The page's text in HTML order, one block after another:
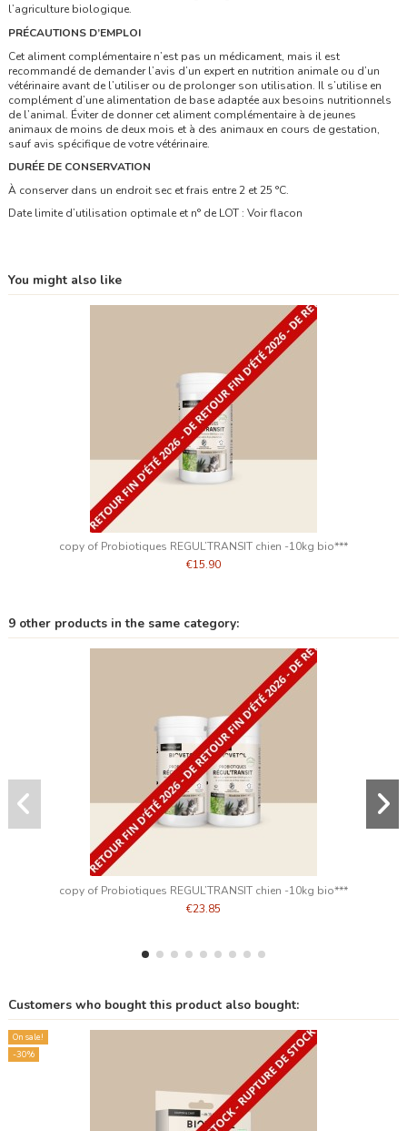
l’agriculture biologique.
PRÉCAUTIONS D’EMPLOI
Cet aliment complémentaire n’est pas un médicament, mais il est
recommandé de demander l’avis d’un expert en nutrition animale ou d’un
vétérinaire avant de l’utiliser ou de prolonger son utilisation. Il s’utilise en
complément d’une alimentation de base adaptée aux besoins nutritionnels
de l’animal. Éviter de donner cet aliment complémentaire à de jeunes
animaux de moins de deux mois et à des animaux en cours de gestation,
sauf avis spécifique de votre vétérinaire.
DURÉE DE CONSERVATION
À conserver dans un endroit sec et frais entre 2 et 25 °C.
Date limite d’utilisation optimale et n° de LOT : Voir flacon
You might also like
copy of Probiotiques REGUL’TRANSIT chien -10kg bio***
€15.90
9 other products in the same category:
copy of Probiotiques REGUL’TRANSIT chien -10kg bio***
€23.85
Customers who bought this product also bought:
On sale!
-30%